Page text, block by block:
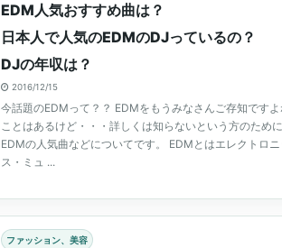
EDM人気おすすめ曲は？
日本人で人気のEDMのDJっているの？
DJの年収は？
2016/12/15
今話題のEDMって？？ EDMをもうみなさんご存知です
ことはあるけど・・・詳しくは知らないという方のため
EDMの人気曲などについてです。 EDMとはエレクトロ
ス・ミュ ...
ファッション、美容